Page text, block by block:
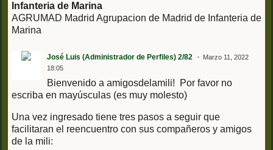
Infanteria de Marina
AGRUMAD Madrid Agrupacion de Madrid de Infanteria de
Marina
José Luis (Administrador de Perfiles) 2/82
Marzo 11, 2022
18:05
Bienvenido a amigosdelamili! Por favor no
escriba en mayúsculas (es muy molesto)
Una vez ingresado tiene tres pasos a seguir que
facilitaran el reencuentro con sus compañeros y amigos
de la mili: